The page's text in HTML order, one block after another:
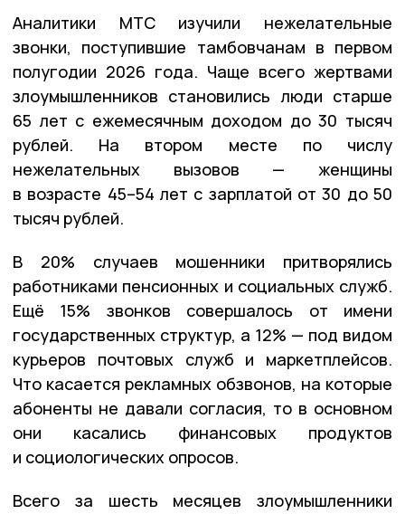
Аналитики МТС изучили нежелательные
звонки, поступившие тамбовчанам в первом
полугодии 2026 года. Чаще всего жертвами
злоумышленников становились люди старше
65 лет с ежемесячным доходом до 30 тысяч
рублей. На втором месте по числу
нежелательных вызовов — женщины
в возрасте 45–54 лет с зарплатой от 30 до 50
тысяч рублей.
В 20% случаев мошенники притворялись
работниками пенсионных и социальных служб.
Ещё 15% звонков совершалось от имени
государственных структур, а 12% — под видом
курьеров почтовых служб и маркетплейсов.
Что касается рекламных обзвонов, на которые
абоненты не давали согласия, то в основном
они касались финансовых продуктов
и социологических опросов.
Всего за шесть месяцев злоумышленники